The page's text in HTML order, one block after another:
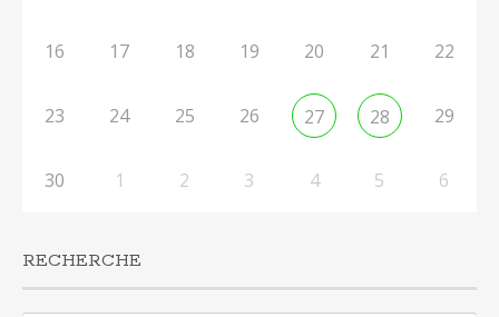
16 17 18 19 20 21 22
23 24 25 26 27 28 29
30 1 2 3 4 5 6
RECHERCHE